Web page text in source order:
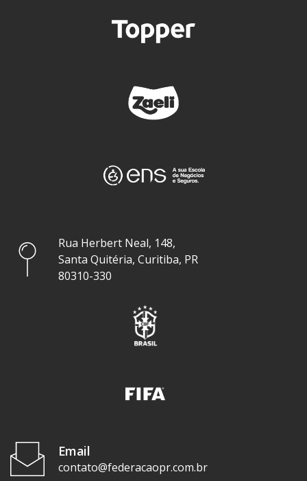
Rua Herbert Neal, 148,
Santa Quitéria, Curitiba, PR
80310-330
Email
contato@federacaopr.com.br